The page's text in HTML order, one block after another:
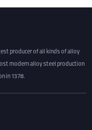
producer of all kinds of alloy
modern alloy steel production
in 1378.